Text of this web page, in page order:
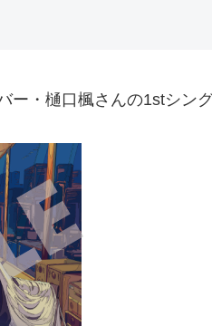
ー・樋口楓さんの1stシン